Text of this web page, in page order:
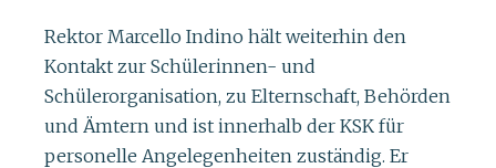
Rektor Marcello Indino hält weiterhin den
Kontakt zur Schülerinnen- und
Schülerorganisation, zu Elternschaft, Behörden
und Ämtern und ist innerhalb der KSK für
personelle Angelegenheiten zuständig. Er